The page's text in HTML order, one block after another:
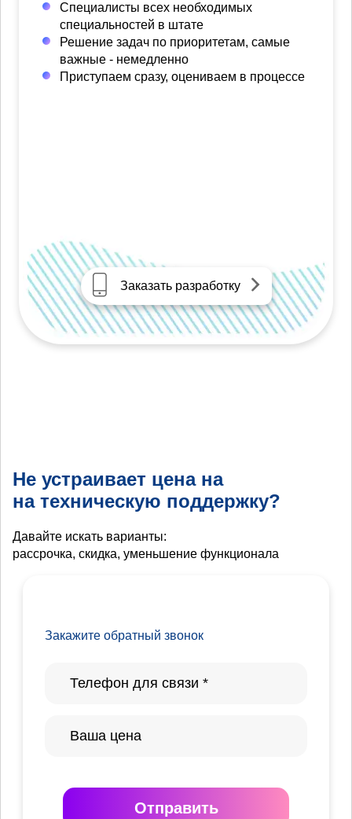
Специалисты всех необходимых
специальностей в штате
Решение задач по приоритетам, самые
важные - немедленно
Приступаем сразу, оцениваем в процессе
Заказать разработку
Не устраивает цена на
на техническую поддержку?
Давайте искать варианты:
рассрочка, скидка, уменьшение функционала
Закажите обратный звонок
Отправить